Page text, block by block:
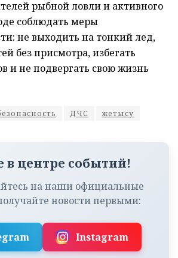
рыбной ловли и активного
соблюдать меры
не выходить на тонкий лед,
без присмотра, избегать
и не подвергать свою жизнь
ДЧС жетысу
в центре событий!
на наши официальные
новости первыми:
Instagram